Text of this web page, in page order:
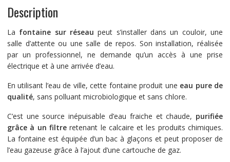
Description
La fontaine sur réseau peut s’installer dans un couloir, une
salle d’attente ou une salle de repos. Son installation, réalisée
par un professionnel, ne demande qu’un accès à une prise
électrique et à une arrivée d’eau.
En utilisant l’eau de ville, cette fontaine produit une eau pure de
qualité, sans polluant microbiologique et sans chlore.
C’est une source inépuisable d’eau fraiche et chaude, purifiée
grâce à un filtreretenant le calcaire et les produits chimiques.
La fontaine est équipée d’un bac à glaçons et peut proposer de
l’eau gazeuse grâce à l’ajout d’une cartouche de gaz.